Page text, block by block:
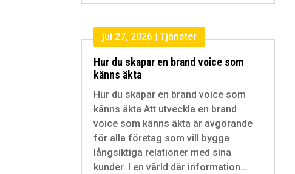
Hur du skapar en brand voice som
känns äkta
jul 27, 2026 |Tjänster
Hur du skapar en brand voice som
känns äkta Att utveckla en brand
voice som känns äkta är avgörande
för alla företag som vill bygga
långsiktiga relationer med sina
kunder. I en värld där information...